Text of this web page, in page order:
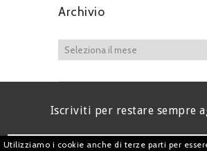
Archivio
Iscriviti per restare sempre
Utilizziamo i cookie anche di terze parti per